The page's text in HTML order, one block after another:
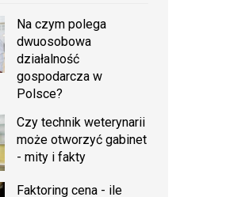
Na czym polega
dwuosobowa
działalność
gospodarcza w
Polsce?
Czy technik weterynarii
może otworzyć gabinet
- mity i fakty
Faktoring cena - ile